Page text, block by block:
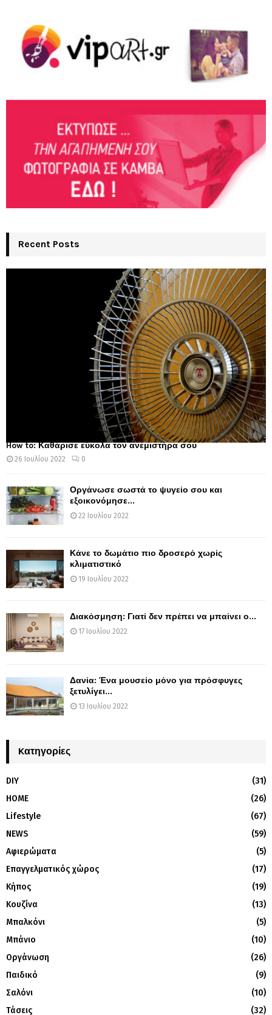
Recent Posts
How to: Καθάρισε εύκολα τον ανεμιστήρα σου
26 Ιουλίου 2022 0
Οργάνωσε σωστά το ψυγείο σου και
εξοικονόμησε...
22 Ιουλίου 2022
Κάνε το δωμάτιο πιο δροσερό χωρίς
κλιματιστικό
19 Ιουλίου 2022
Διακόσμηση: Γιατί δεν πρέπει να μπαίνει ο...
17 Ιουλίου 2022
Δανία: Ένα μουσείο μόνο για πρόσφυγες
ξετυλίγει...
13 Ιουλίου 2022
Kατηγορίες
DIY
(31)
HOME
(26)
Lifestyle
(67)
NEWS
(59)
Αφιερώματα
(5)
Επαγγελματικός χώρος
(17)
Κήπος
(19)
Κουζίνα
(13)
Μπαλκόνι
(5)
Μπάνιο
(10)
Οργάνωση
(26)
Παιδικό
(9)
Σαλόνι
(10)
Τάσεις
(32)